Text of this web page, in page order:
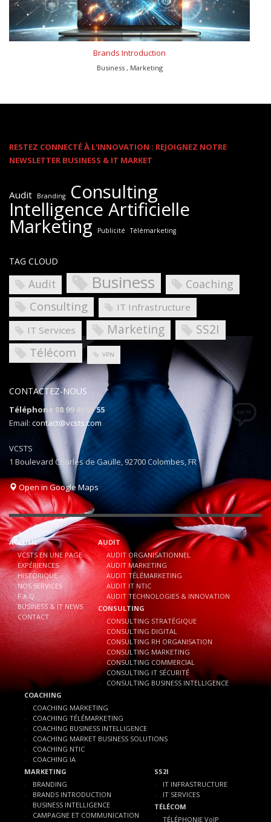
Brands Introduction
Business , Marketing
RESTEZ CONNECTÉ À L'INNOVATION : REJOIGNEZ NOTRE
NEWSLETTER BUSINESS & IT MARKET
Audit Branding Consulting
Intelligence Artificielle
Marketing Publicité Télémarketing
TAG CLOUD
Audit Business Coaching
Consulting
IT Infrastructure
IT Services
Marketing SS2I
Télécom VPN
CONTACTEZ-NOUS
Téléphone 08 99 49 01 55
Email: contact@vcsts.com
VCSTS
1 Boulevard Charles de Gaulle, 92700 Colombes, FR
Open in Google Maps
ACCUEIL
VCSTS EN UNE PAGE
EXPÉRIENCES
HISTORIQUE
NOS SERVICES
F.A.Q.
BUSINESS & IT NEWS
CONTACT
AUDIT
AUDIT ORGANISATIONNEL
AUDIT MARKETING
AUDIT TÉLÉMARKETING
AUDIT IT NTIC
AUDIT TECHNOLOGIES & INNOVATION
CONSULTING
CONSULTING STRATÉGIQUE
CONSULTING DIGITAL
CONSULTING RH ORGANISATION
CONSULTING MARKETING
CONSULTING COMMERCIAL
CONSULTING IT SÉCURITÉ
CONSULTING BUSINESS INTELLIGENCE
COACHING
COACHING MARKETING
COACHING TÉLÉMARKETING
COACHING BUSINESS INTELLIGENCE
COACHING MARKET BUSINESS SOLUTIONS
COACHING NTIC
COACHING IA
MARKETING
BRANDING
BRANDS INTRODUCTION
BUSINESS INTELLIGENCE
CAMPAGNE ET COMMUNICATION
SS2I
IT INFRASTRUCTURE
IT SERVICES
TÉLÉCOM
TÉLÉPHONIE VoIP